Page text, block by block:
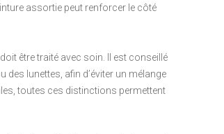
assortie peut renforcer le côté
être traité avec soin. Il est conseillé
lunettes, afin d’éviter un mélange
toutes ces distinctions permettent